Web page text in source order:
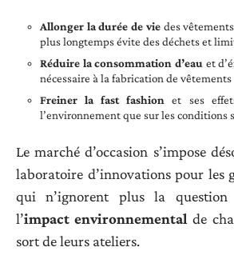
Allonger la durée de viedes
plus longtemps évite des déchets et
Réduire la consommation d’eau et
nécessaire à la fabrication de vêtements
Freiner la fast fashion et ses
l’environnement que sur les conditions
Le marché d’occasion s’impose
laboratoire d’innovations pour les
qui n’ignorent plus la
l’impact environnemental de
sort de leurs ateliers.